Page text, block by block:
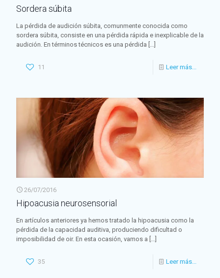
Sordera súbita
La pérdida de audición súbita, comunmente conocida como
sordera súbita, consiste en una pérdida rápida e inexplicable de la
audición. En términos técnicos es una pérdida […]
11 Leer más...
26/07/2016
Hipoacusia neurosensorial
En artículos anteriores ya hemos tratado la hipoacusia como la
pérdida de la capacidad auditiva, produciendo dificultad o
imposibilidad de oir. En esta ocasión, vamos a […]
35 Leer más...